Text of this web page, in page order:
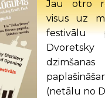
Jau otro
visus uz
festivālu
(netālu no